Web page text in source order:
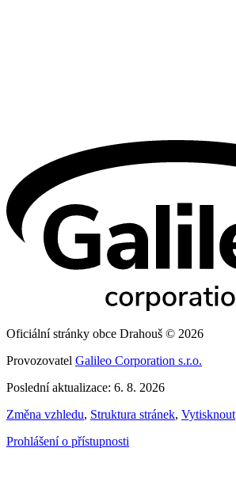
Oficiální stránky obce Drahouš © 2026
Provozovatel Galileo Corporation s.r.o.
Poslední aktualizace: 6. 8. 2026
Změna vzhledu, Struktura stránek, Vytisknout
Prohlášení o přístupnosti